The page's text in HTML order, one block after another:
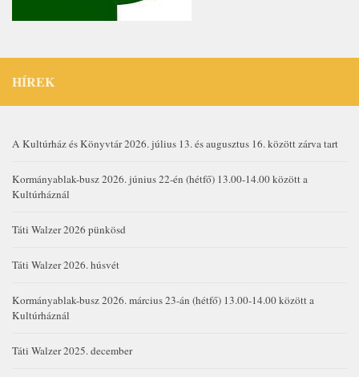
HÍREK
A Kultúrház és Könyvtár 2026. július 13. és augusztus 16. között zárva tart
Kormányablak-busz 2026. június 22-én (hétfő) 13.00-14.00 között a
Kultúrháznál
Táti Walzer 2026 pünkösd
Táti Walzer 2026. húsvét
Kormányablak-busz 2026. március 23-án (hétfő) 13.00-14.00 között a
Kultúrháznál
Táti Walzer 2025. december